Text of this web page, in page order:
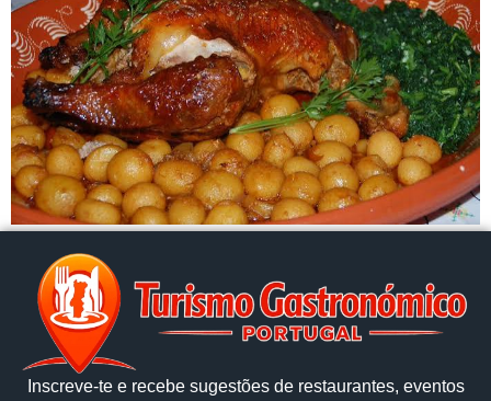
Inscreve‑te e recebe sugestões de restaurantes, eventos